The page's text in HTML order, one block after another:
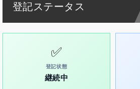
登記ステータス
✅
登記状態
継続中